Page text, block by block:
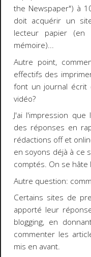
the Newspaper") à
doit acquérir un
lecteur papier (en
mémoire)...
Autre point,
effectifs des
font un journal écrit
vidéo?
J'ai l'impression
des réponses en
rédactions off et
en soyons déjà à ce
comptés. On se hâte
Autre question:
Certains sites de
apporté leur
blogging, en
commenter les
mis en avant.